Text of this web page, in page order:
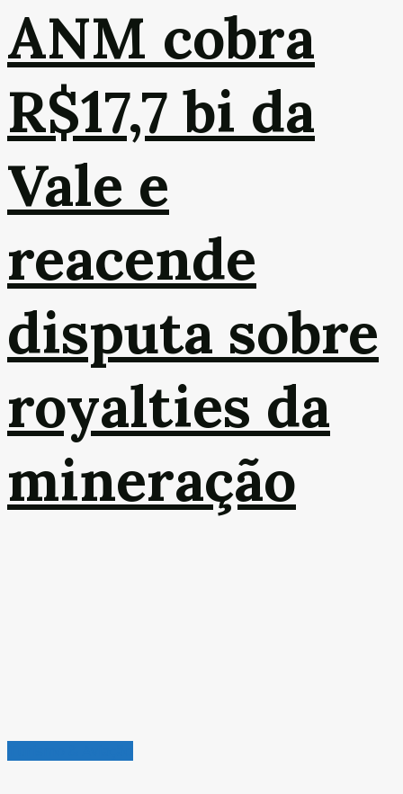
ANM cobra
R$17,7 bi da
Vale e
reacende
disputa sobre
royalties da
mineração